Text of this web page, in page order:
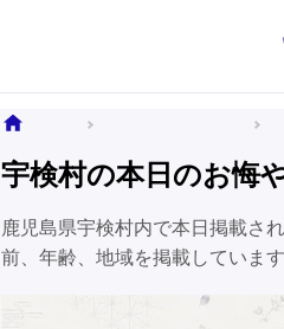
宇検村の本日のお悔
鹿児島県宇検村内で本日掲載さ
前、年齢、地域を掲載しています